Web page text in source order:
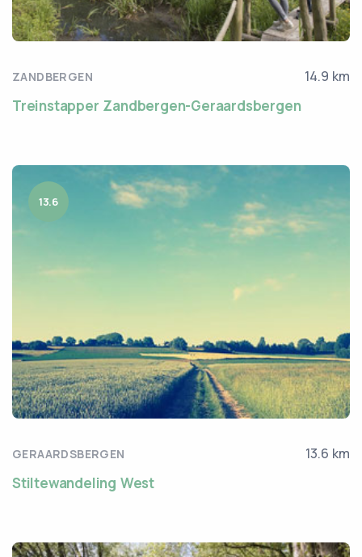
ZANDBERGEN 14.9 km
Treinstapper Zandbergen-Geraardsbergen
13.6
GERAARDSBERGEN 13.6 km
Stiltewandeling West